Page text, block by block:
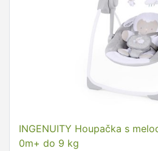
INGENUITY Houpačka s
0m+ do 9 kg